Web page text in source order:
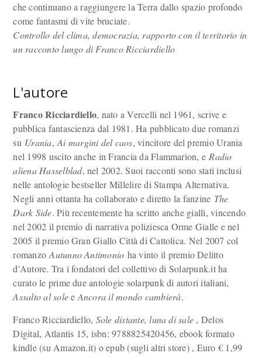
che continuano a raggiungere la Terra dallo spazio profondo
come fantasmi di vite bruciate.
Controllo del clima, democrazia, rapporto con il territorio in
un racconto lungo di Franco Ricciardiello
L'autore
Franco Ricciardiello, nato a Vercelli nel 1961, scrive e
pubblica fantascienza dal 1981. Ha pubblicato due romanzi
su Urania,Ai margini del caos, vincitore del premio Urania
nel 1998 uscito anche in Francia da Flammarion, e Radio
aliena Hasselblad, nel 2002. Suoi racconti sono stati inclusi
nelle antologie bestseller Millelire di Stampa Alternativa.
Negli anni ottanta ha collaborato e diretto la fanzine The
Dark Side. Più recentemente ha scritto anche gialli, vincendo
nel 2002 il premio di narrativa poliziesca Orme Gialle e nel
2005 il premio Gran Giallo Città di Cattolica. Nel 2007 col
romanzoAutunno Antimonio ha vinto il premio Delitto
d'Autore. Tra i fondatori del collettivo di Solarpunk.it ha
curato le prime due antologie solarpunk di autori italiani,
Assalto al solee Ancora il mondo cambierà.
Franco Ricciardiello, Sole distante, luna di sale , Delos
Digital, Atlantis 15, isbn: 9788825420456, ebook formato
kindle (su Amazon.it) o epub (sugli altri store) , Euro € 1,99